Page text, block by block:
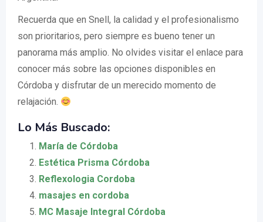
Recuerda que en Snell, la calidad y el profesionalismo
son prioritarios, pero siempre es bueno tener un
panorama más amplio. No olvides visitar el enlace para
conocer más sobre las opciones disponibles en
Córdoba y disfrutar de un merecido momento de
relajación.
Lo Más Buscado:
María de Córdoba
Estética Prisma Córdoba
Reflexologia Cordoba
masajes en cordoba
MC Masaje Integral Córdoba